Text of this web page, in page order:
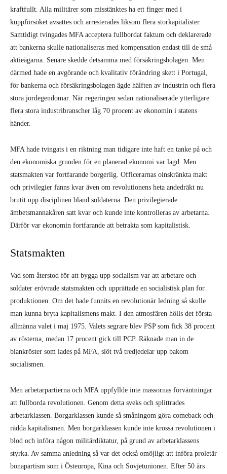
kraftfullt. Alla militärer som misstänktes ha ett finger med i
kuppförsöket avsattes och arresterades liksom flera storkapitalister.
Samtidigt tvingades MFA acceptera fullbordat faktum och deklarerade
att bankerna skulle nationaliseras med kompensation endast till de små
aktieägarna. Senare skedde detsamma med försäkringsbolagen. Men
därmed hade en avgörande och kvalitativ förändring skett i Portugal,
för bankerna och försäkringsbolagen ägde hälften av industrin och flera
stora jordegendomar. När regeringen sedan nationaliserade ytterligare
flera stora industribranscher låg 70 procent av ekonomin i statens
händer.
MFA hade tvingats i en riktning man tidigare inte haft en tanke på och
den ekonomiska grunden för en planerad ekonomi var lagd. Men
statsmakten var fortfarande borgerlig. Officerarnas oinskränkta makt
och privilegier fanns kvar även om revolutionens heta andedräkt nu
brutit upp disciplinen bland soldaterna. Den privilegierade
ämbetsmannakåren satt kvar och kunde inte kontrolleras av arbetarna.
Därför var ekonomin fortfarande att betrakta som kapitalistisk.
Statsmakten
Vad som återstod för att bygga upp socialism var att arbetare och
soldater erövrade statsmakten och upprättade en socialistisk plan for
produktionen. Om det hade funnits en revolutionär ledning så skulle
man kunna bryta kapitalismens makt. I den atmosfären hölls det första
allmänna valet i maj 1975. Valets segrare blev PSP som fick 38 procent
av rösterna, medan 17 procent gick till PCP. Räknade man in de
blankröster som lades på MFA, slöt två tredjedelar upp bakom
socialismen.
Men arbetarpartierna och MFA uppfyllde inte massornas förväntningar
att fullborda revolutionen. Genom detta sveks och splittrades
arbetarklassen. Borgarklassen kunde så småningom göra comeback och
rädda kapitalismen. Men borgarklassen kunde inte krossa revolutionen i
blod och införa någon militärdiktatur, på grund av arbetarklassens
styrka. Av samma anledning så var det också omöjligt att införa proletär
bonapartism som i Östeuropa, Kina och Sovjetunionen. Efter 50 års